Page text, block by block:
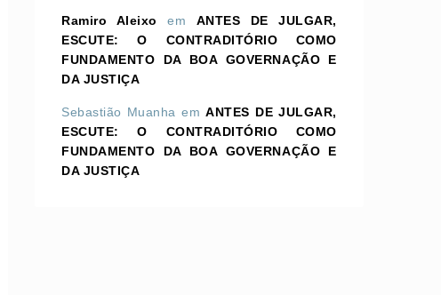
Ramiro Aleixo em ANTES DE JULGAR,
ESCUTE: O CONTRADITÓRIO COMO
FUNDAMENTO DA BOA GOVERNAÇÃO E
DA JUSTIÇA
Sebastião Muanha emANTES DE JULGAR,
ESCUTE: O CONTRADITÓRIO COMO
FUNDAMENTO DA BOA GOVERNAÇÃO E
DA JUSTIÇA